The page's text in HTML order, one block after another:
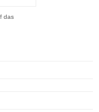
das